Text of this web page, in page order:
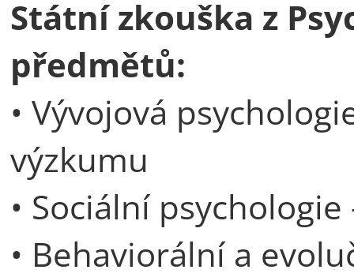
Státní zkouška z
předmětů:
• Vývojová
výzkumu
• Sociální
• Behaviorální a